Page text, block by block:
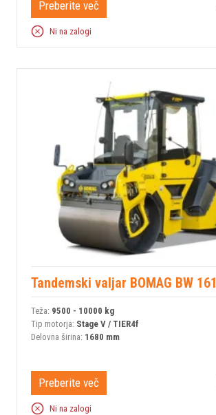
Preberite več
Ni na zalogi
Tandemski valjar BOMAG BW 161
Teža: 9500 - 10000 kg
Tip motorja: Stage V / TIER4f
Delovna širina: 1680 mm
Preberite več
Ni na zalogi